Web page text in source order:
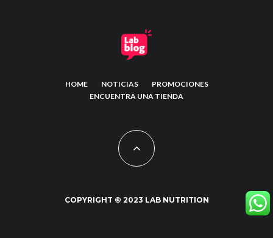
HOME NOTICIAS
PROMOCIONES
ENCUENTRA UNA TIENDA
COPYRIGHT © 2023 LAB NUTRITION